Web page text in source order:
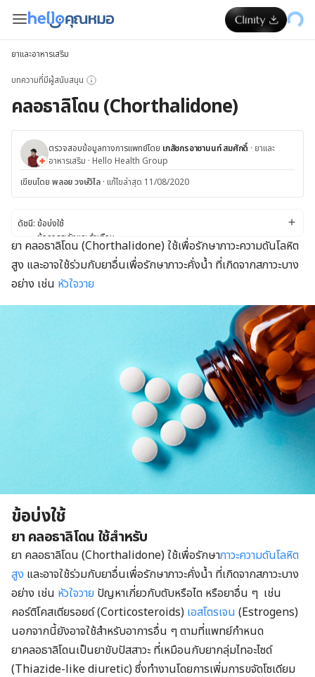
ยาและอาหารเสริม
บทความที่มีผู้สนับสนุน
คลอธาลิโดน (Chorthalidone)
ตรวจสอบข้อมูลทางการแพทย์โดย เภสัชกรอาชานนท์ สมศักดิ์ · ยาและ
อาหารเสริม · Hello Health Group
เขียนโดย พลอย วงษ์วิไล · แก้ไขล่าสุด 11/08/2020
ดัชนี: ข้อบ่งใช้
ข้อควรระวังและคำเตือน
ผลข้างเคียง
ปฏิกิริยาของยา
ขนาดยา
ยา คลอธาลิโดน (Chorthalidone) ใช้เพื่อรักษาภาวะความดันโลหิต
สูง และอาจใช้ร่วมกับยาอื่นเพื่อรักษาภาวะคั่งน้ำ ที่เกิดจากสภาวะบาง
อย่าง เช่น หัวใจวาย
ข้อบ่งใช้
ยา คลอธาลิโดน ใช้สำหรับ
ยา คลอธาลิโดน (Chorthalidone) ใช้เพื่อรักษาภาวะความดันโลหิต
สูง และอาจใช้ร่วมกับยาอื่นเพื่อรักษาภาวะคั่งน้ำ ที่เกิดจากสภาวะบาง
อย่าง เช่น หัวใจวาย ปัญหาเกี่ยวกับตับหรือไต หรือยาอื่น ๆ เช่น
คอร์ติโคสเตียรอยด์ (Corticosteroids) เอสโตรเจน (Estrogens)
นอกจากนี้ยังอาจใช้สำหรับอาการอื่น ๆ ตามที่แพทย์กำหนด
ยาคลอธาลิโดนเป็นยาขับปัสสาวะ ที่เหมือนกับยากลุ่มไทอะไซด์
(Thiazide-like diuretic) ซึ่งทำงานโดยการเพิ่มการขจัดโซเดียม